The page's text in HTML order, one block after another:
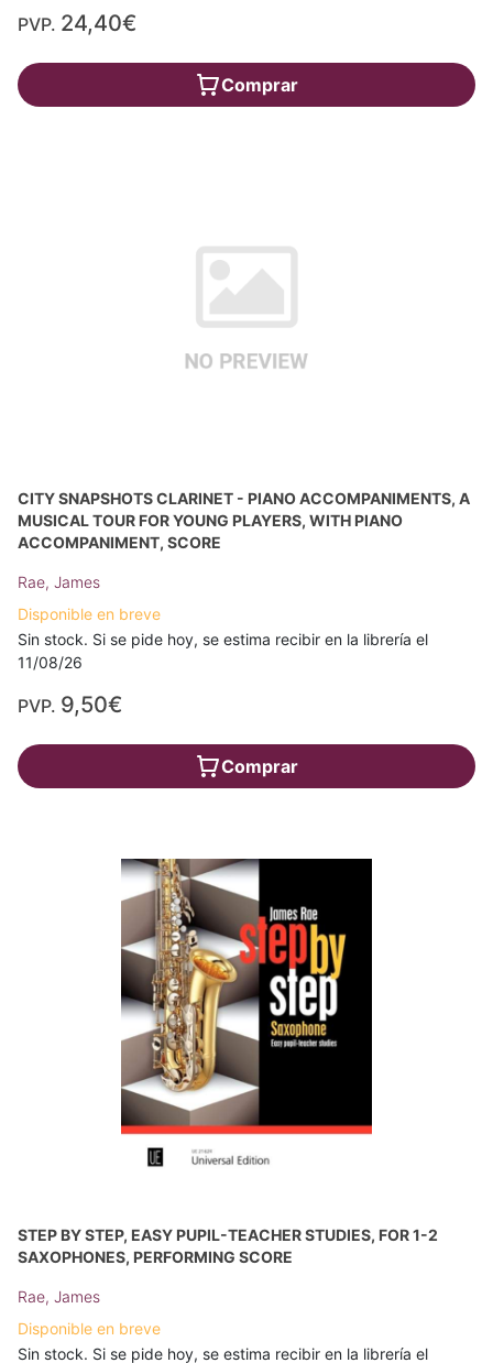
PVP. 24,40€
Comprar
CITY SNAPSHOTS CLARINET - PIANO ACCOMPANIMENTS, A
MUSICAL TOUR FOR YOUNG PLAYERS, WITH PIANO
ACCOMPANIMENT, SCORE
Rae, James
Disponible en breve
Sin stock. Si se pide hoy, se estima recibir en la librería el
11/08/26
PVP. 9,50€
Comprar
STEP BY STEP, EASY PUPIL-TEACHER STUDIES, FOR 1-2
SAXOPHONES, PERFORMING SCORE
Rae, James
Disponible en breve
Sin stock. Si se pide hoy, se estima recibir en la librería el